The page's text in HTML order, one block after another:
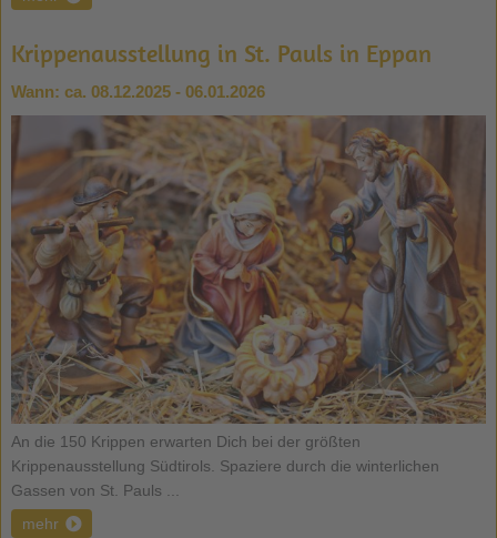
Krippenausstellung in St. Pauls in Eppan
Wann: ca. 08.12.2025 - 06.01.2026
An die 150 Krippen erwarten Dich bei der größten
Krippenausstellung Südtirols. Spaziere durch die winterlichen
Gassen von St. Pauls ...
mehr